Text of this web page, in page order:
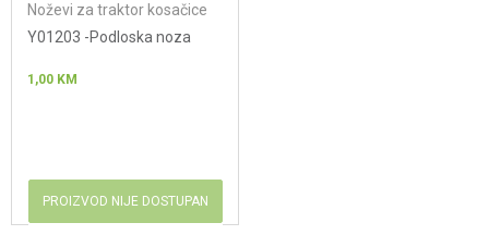
Noževi za traktor kosačice
Y01203 -Podloska noza
1,00 KM
PROIZVOD NIJE DOSTUPAN